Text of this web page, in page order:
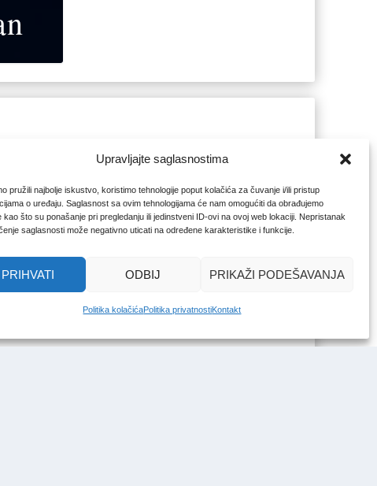
Upravljajte saglasnostima
pružili najbolje iskustvo, koristimo tehnologije poput kolačića za čuvanje i/ili pristup
o uređaju. Saglasnost sa ovim tehnologijama će nam omogućiti da obrađujemo
kao što su ponašanje pri pregledanju ili jedinstveni ID-ovi na ovoj web lokaciji. Nepristanak
saglasnosti može negativno uticati na određene karakteristike i funkcije.
PRIHVATI ODBIJ PRIKAŽI PODEŠAVANJA
Politika kolačićaPolitika privatnostiKontakt